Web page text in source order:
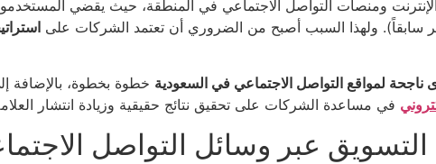
ومنصات التواصل الاجتماعي في المنطقة، حيث يقضي
سابقاً). ولهذا السبب أصبح من الضروري أن تعتمد الشركات على
لمواقع التواصل الاجتماعي في السعودية خطوة بخطوة، بالإضافة
في مساعدة الشركات على تحقيق نتائج حقيقية وزيادة انتشار
عبر وسائل التواصل